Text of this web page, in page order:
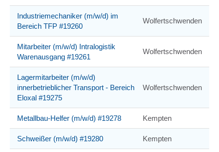
Industriemechaniker (m/w/d) im
Bereich TFP #19260
Wolfertschwenden
Mitarbeiter (m/w/d) Intralogistik
Warenausgang #19261
Wolfertschwenden
Lagermitarbeiter (m/w/d)
innerbetrieblicher Transport - Bereich
Eloxal #19275
Wolfertschwenden
Metallbau-Helfer (m/w/d) #19278 Kempten
Schweißer (m/w/d) #19280 Kempten